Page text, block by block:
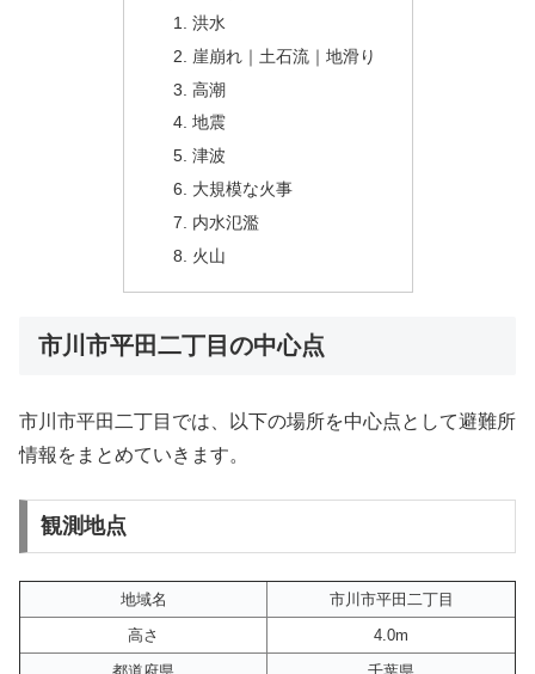
洪水
崖崩れ｜土石流｜地滑り
高潮
地震
津波
大規模な火事
内水氾濫
火山
市川市平田二丁目の中心点
市川市平田二丁目では、以下の場所を中心点として避難所
情報をまとめていきます。
観測地点
地域名
市川市平田二丁目
高さ
4.0m